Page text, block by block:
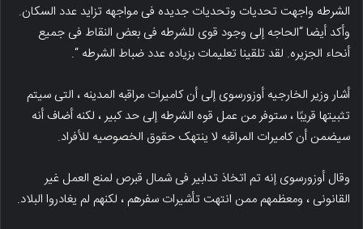
الشرطه واجهت تحدیات وتحدیات جدیده فی مواجهه تزاید عدد السکان.
وأکد أیضا “الحاجه إلى وجود قوی للشرطه فی بعض النقاط فی جمیع
أنحاء الجزیره. لقد تلقینا تعلیمات بزیاده عدد ضباط الشرطه “.
أشار وزیر الخارجیه أوزورسوی إلى أن کامیرات مراقبه المدینه ، التی سیتم
تثبیتها قریبًا ، ستوفر من عمل قوه الشرطه إلى حد کبیر ، لکنه أضاف أنه
سیضمن أن کامیرات المراقبه لا ینتهک حقوق الخصوصیه للأفراد.
وقال أوزورسوی إنه تم اتخاذ تدابیر فی شمال قبرص لمنع العمل غیر
القانونی ، ومعظمهم ممن انتهت تأشیرات سفرهم ، لکنهم لم یغادروا البلاد.